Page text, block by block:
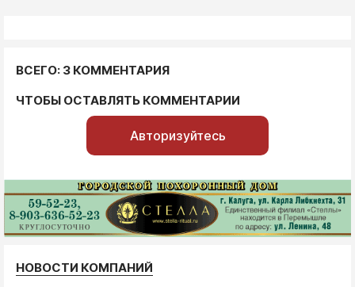
ВСЕГО: 3 КОММЕНТАРИЯ
ЧТОБЫ ОСТАВЛЯТЬ КОММЕНТАРИИ
Авторизуйтесь
НОВОСТИ КОМПАНИЙ